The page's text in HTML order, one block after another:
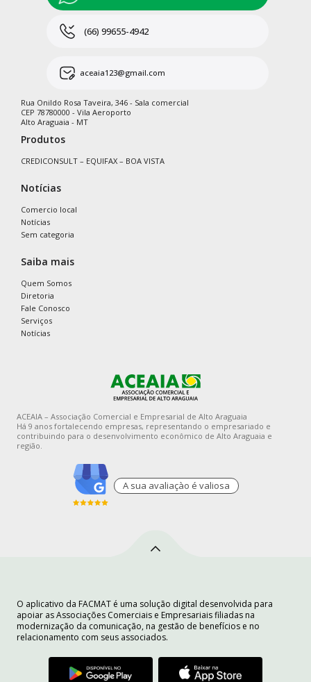
(66) 99655-4942
aceaia123@gmail.com
Rua Onildo Rosa Taveira, 346 - Sala comercial
CEP 78780000 - Vila Aeroporto
Alto Araguaia - MT
Produtos
CREDICONSULT – EQUIFAX – BOA VISTA
Notícias
Comercio local
Notícias
Sem categoria
Saiba mais
Quem Somos
Diretoria
Fale Conosco
Serviços
Notícias
ACEAIA – Associação Comercial e Empresarial de Alto Araguaia
Há 9 anos fortalecendo empresas, representando o empresariado e
contribuindo para o desenvolvimento econômico de Alto Araguaia e
região.
A sua avaliaçào é valiosa
O aplicativo da FACMAT é uma solução digital desenvolvida para
apoiar as Associações Comerciais e Empresariais filiadas na
modernização da comunicação, na gestão de benefícios e no
relacionamento com seus associados.